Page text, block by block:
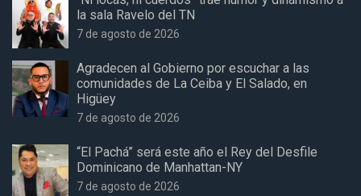
la sala Ravelo del TN
7 de agosto de 2026
Agradecen al Gobierno por escuchar a las
comunidades de La Ceiba y El Salado, en
Higüey
7 de agosto de 2026
“El Pachá” será este año el Rey del Desfile
Dominicano de Manhattan-NY
7 de agosto de 2026